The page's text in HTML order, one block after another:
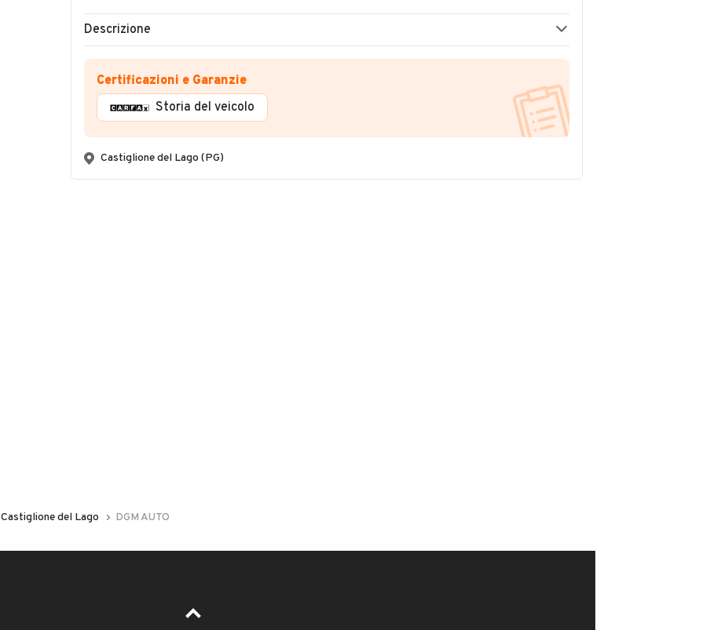
Descrizione
Certificazioni e Garanzie
Storia del veicolo
Castiglione del Lago (PG)
Castiglione del Lago DGM AUTO